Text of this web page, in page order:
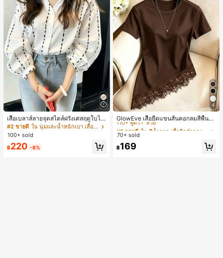
เสื้อเบลาส์ลายจุดสไตล์ฝรั่งเศสฤดูใบไม้
ร่วง, ทรงเข้ารูป, แขนยาวคอวี, สไตล์ให
ม่ฤดูใบไม้ผลิ, ป้องกันแสงแดด, ใส่ไป
ทำงานและลำลอง สีขาว
#2 ขายดี
ใน นุ่มและน้ำหนักเบา เสื้อสตรี เสื้อเบลาส์ & Tee
100+ sold
฿220 -8%
4
GlowEve เสื้อยืดแขนสั้นคอกลมสีพื้นลำ
ลองอเนกประสงค์สำหรับผู้หญิง
#3 ขายดี
ใน สีน้ำตาล เสื้อยืดลำลองพื้นฐาน
110+ พูดว่า "สวย"
#3 ขายดี
110+ พูดว่า "สวย"
#3 ขายดี
110+ พูดว่า "สวย"
#3 ขายดี
ใน สีน้ำตาล เสื้อยืดลำลองพื้นฐาน
70+ sold
฿169